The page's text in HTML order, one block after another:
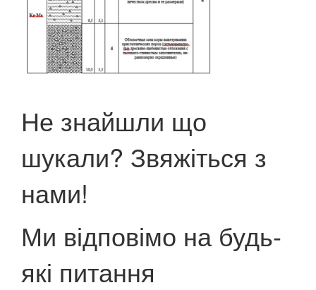
Не знайшли що
шукали? Звяжіться з
нами!
Ми відповімо на будь-
які питання